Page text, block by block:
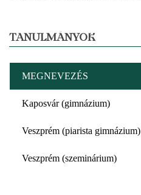
TANULMÁNYOK
MEGNEVEZÉS
Kaposvár (gimnázium)
Veszprém (piarista gimnázium)
Veszprém (szeminárium)